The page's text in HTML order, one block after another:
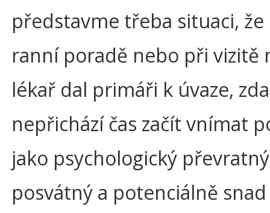
představme třeba situaci, že
ranní poradě nebo při vizitě
lékař dal primáři k úvaze, zda
nepřichází čas začít vnímat
jako psychologický
posvátný a potenciálně